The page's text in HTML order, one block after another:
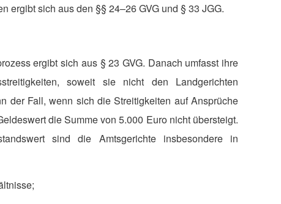
ergibt sich aus den §§ 24–26 GVG und § 33 JGG.
ergibt sich aus § 23 GVG. Danach umfasst ihre
soweit sie nicht den Landgerichten
der Fall, wenn sich die Streitigkeiten auf Ansprüche
die Summe von 5.000 Euro nicht übersteigt.
sind die Amtsgerichte insbesondere in